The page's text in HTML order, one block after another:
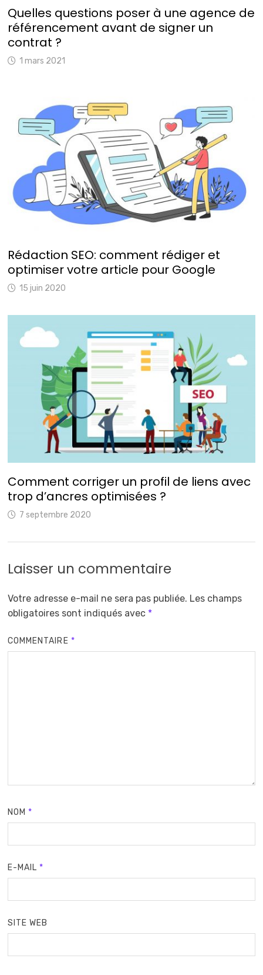
Quelles questions poser à une agence de
référencement avant de signer un
contrat ?
1 mars 2021
Rédaction SEO: comment rédiger et
optimiser votre article pour Google
15 juin 2020
Comment corriger un profil de liens avec
trop d’ancres optimisées ?
7 septembre 2020
Laisser un commentaire
Votre adresse e-mail ne sera pas publiée. Les champs
obligatoires sont indiqués avec *
COMMENTAIRE *
NOM *
E-MAIL *
SITE WEB